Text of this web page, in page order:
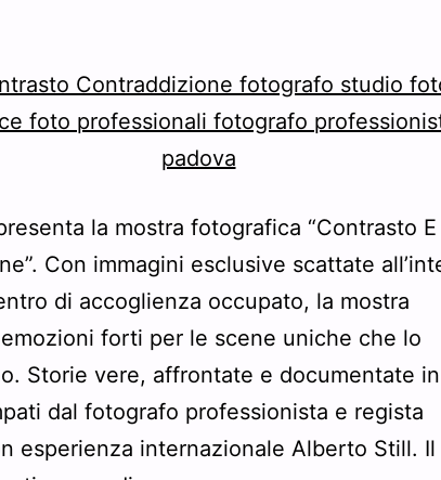
la mostra fotografica “Contrasto E
Con immagini esclusive scattate
di accoglienza occupato, la mostra
forti per le scene uniche che lo
Storie vere, affrontate e documentate
dal fotografo professionista e regista
esperienza internazionale Alberto Still. Il